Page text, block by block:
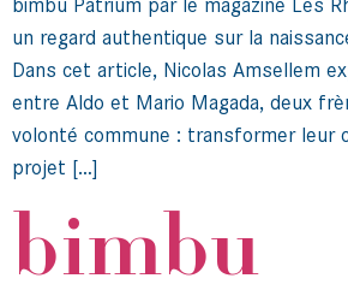
bimbu Patrium par le magazine Les
un regard authentique sur la
Dans cet article, Nicolas Amsellem
entre Aldo et Mario Magada, deux
volonté commune : transformer leur
projet […]
bimbu